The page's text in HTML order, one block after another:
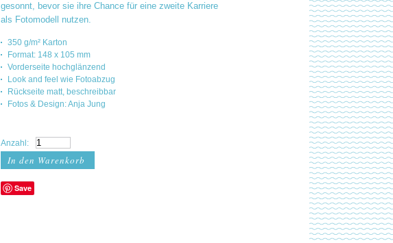
gesonnt, bevor sie ihre Chance für eine zweite Karriere
als Fotomodell nutzen.
350 g/m² Karton
Format: 148 x 105 mm
Vorderseite hochglänzend
Look and feel wie Fotoabzug
Rückseite matt, beschreibbar
Fotos & Design: Anja Jung
Anzahl:
Save